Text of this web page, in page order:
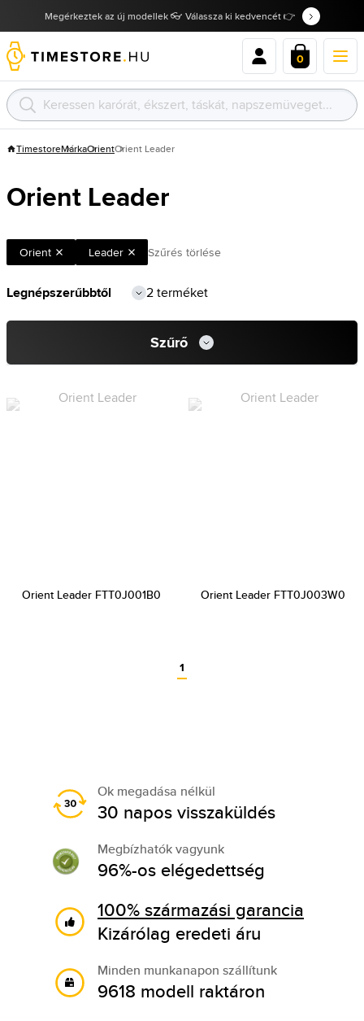
Megérkeztek az új modellek 👓 Válassza ki kedvencét 👉
0
TimestoreMárkaOrientOrient Leader
Orient Leader
Orient Leader Szűrés törlése
2 terméket
Szűrő
Orient Leader FTT0J001B0 Orient Leader FTT0J003W0
1
Ok megadása nélkül
30 napos visszaküldés
Megbízhatók vagyunk
96%-os elégedettség
100% származási garancia
Kizárólag eredeti áru
Minden munkanapon szállítunk
9618 modell raktáron